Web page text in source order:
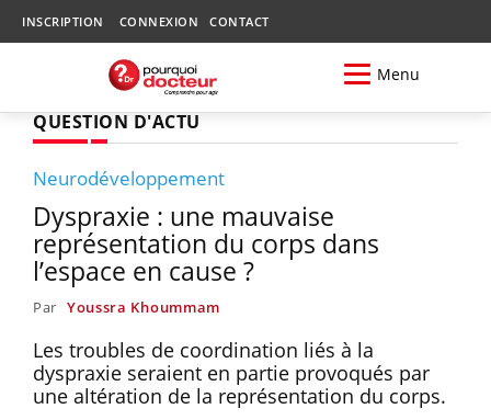
INSCRIPTION CONNEXION CONTACT
Menu
QUESTION D'ACTU
Neurodéveloppement
Dyspraxie : une mauvaise
représentation du corps dans
l’espace en cause ?
Par Youssra Khoummam
Les troubles de coordination liés à la
dyspraxie seraient en partie provoqués par
une altération de la représentation du corps.